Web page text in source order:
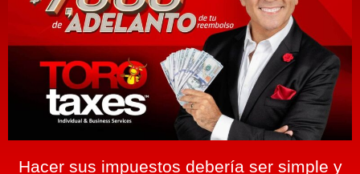
Hacer sus impuestos debería ser simple y